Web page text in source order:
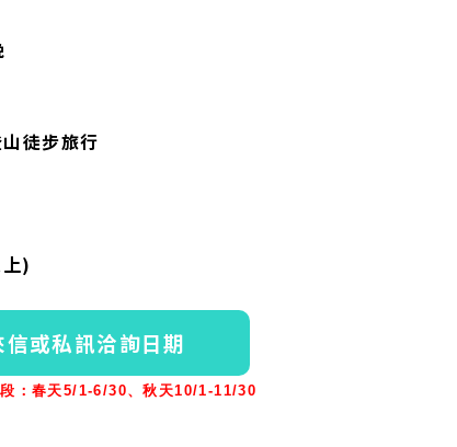
徒步旅行
)
信或私訊洽詢日期
：春天5/1-6/30、秋天10/1-11/30